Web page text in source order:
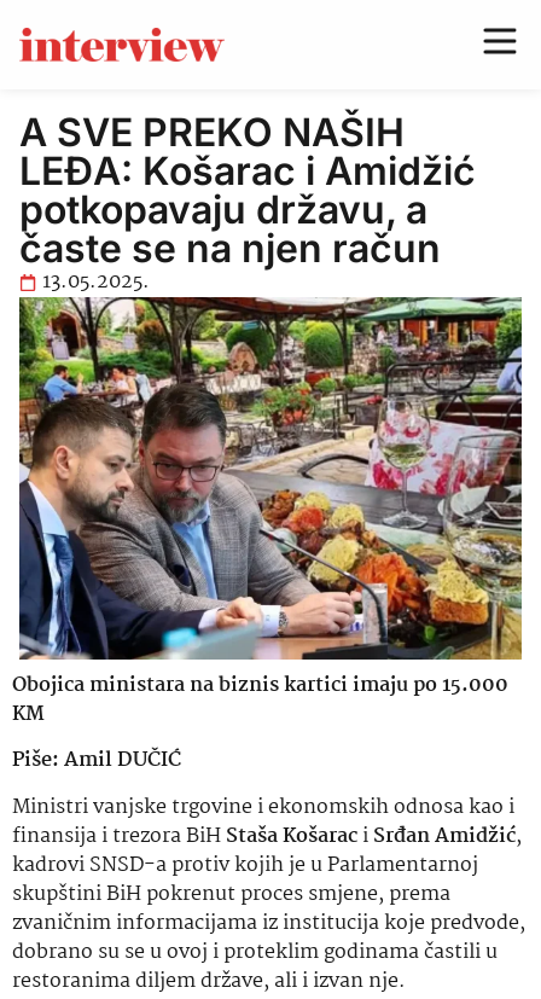
A SVE PREKO NAŠIH
LEĐA: Košarac i Amidžić
potkopavaju državu, a
časte se na njen račun
13.05.2025.
Obojica ministara na biznis kartici imaju po 15.000
KM
Piše: Amil DUČIĆ
Ministri vanjske trgovine i ekonomskih odnosa kao i
finansija i trezora BiHStaša KošaraciSrđan Amidžić,
kadrovi SNSD-a protiv kojih je u Parlamentarnoj
skupštini BiH pokrenut proces smjene, prema
zvaničnim informacijama iz institucija koje predvode,
dobrano su se u ovoj i proteklim godinama častili u
restoranima diljem države, ali i izvan nje.